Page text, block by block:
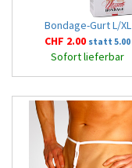
Bondage-Gurt L/XL
CHF 2.00 statt 5.00
Sofort lieferbar